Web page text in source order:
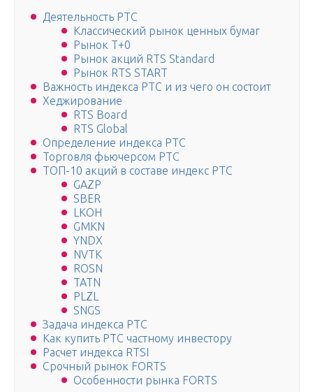
Деятельность РТС
Классический рынок ценных бумаг
Рынок T+0
Рынок акций RTS Standard
Рынок RTS START
Важность индекса РТС и из чего он состоит
Хеджирование
RTS Board
RTS Global
Определение индекса РТС
Торговля фьючерсом РТС
ТОП-10 акций в составе индекс РТС
GAZP
SBER
LKOH
GMKN
YNDX
NVTK
ROSN
TATN
PLZL
SNGS
Задача индекса РТС
Как купить РТС частному инвестору
Расчет индекса RTSI
Срочный рынок FORTS
Особенности рынка FORTS